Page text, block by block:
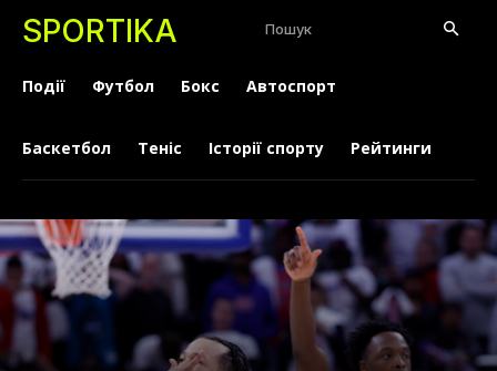
SPORTIKA Пошук
Події Футбол Бокс Автоспорт
Баскетбол Теніс Історії спорту Рейтинги